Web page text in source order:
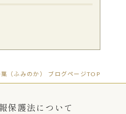
（ふみのか） ブログページTOP
保護法について